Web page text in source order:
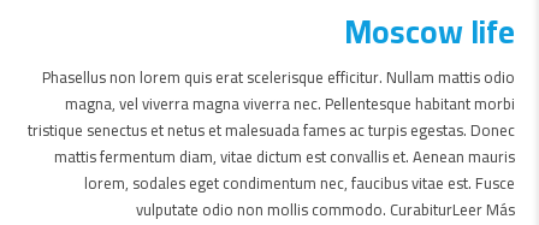
Moscow life
Phasellus non lorem quis erat scelerisque efficitur. Nullam mattis odio
magna, vel viverra magna viverra nec. Pellentesque habitant morbi
tristique senectus et netus et malesuada fames ac turpis egestas. Donec
mattis fermentum diam, vitae dictum est convallis et. Aenean mauris
lorem, sodales eget condimentum nec, faucibus vitae est. Fusce
vulputate odio non mollis commodo. CurabiturLeer Más